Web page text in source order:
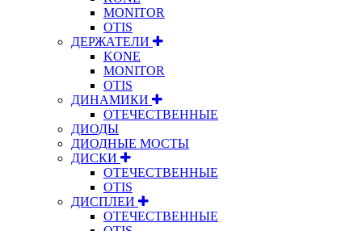
MONITOR
OTIS
ДЕРЖАТЕЛИ
KONE
MONITOR
OTIS
ДИНАМИКИ
ОТЕЧЕСТВЕННЫЕ
ДИОДЫ
ДИОДНЫЕ МОСТЫ
ДИСКИ
ОТЕЧЕСТВЕННЫЕ
OTIS
ДИСПЛЕИ
ОТЕЧЕСТВЕННЫЕ